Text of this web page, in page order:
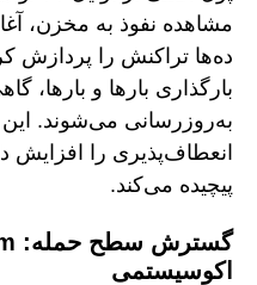
مشاهده نفوذ به مخزن،
ده‌ها تراکنش را پردازش
بارگذاری بارها و بارها،
به‌روزرسانی می‌شوند. این
انعطاف‌پذیری را افزایش
پیچیده می‌کند.
اکوسیستمی